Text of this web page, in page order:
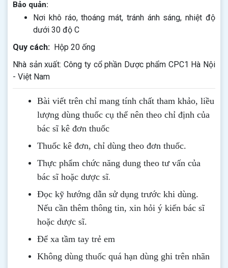
Bảo quản:
Nơi khô ráo, thoáng mát, tránh ánh sáng, nhiệt độ
dưới 30 độ C
Quy cách: Hộp 20 ống
Nhà sản xuất: Công ty cổ phần Dược phẩm CPC1 Hà Nội
- Việt Nam
Bài viết trên chỉ mang tính chất tham khảo, liều
lượng dùng thuốc cụ thể nên theo chỉ định của
bác sĩ kê đơn thuốc
Thuốc kê đơn, chỉ dùng theo đơn thuốc.
Thực phẩm chức năng dung theo tư vấn của
bác sĩ hoặc dược sĩ.
Đọc kỹ hướng dẫn sử dụng trước khi dùng.
Nếu cần thêm thông tin, xin hỏi ý kiến bác sĩ
hoặc dược sĩ.
Để xa tầm tay trẻ em
Không dùng thuốc quá hạn dùng ghi trên nhãn